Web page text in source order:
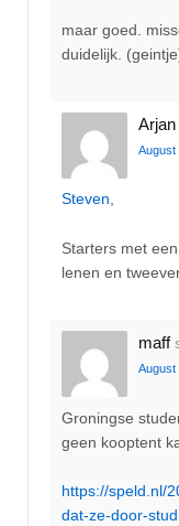
maar goed.
duidelijk.
Arjan
August
Steven,
Starters met
lenen en
maff
August
Groningse
geen kooptent
https://speld.nl/
dat-ze-door-